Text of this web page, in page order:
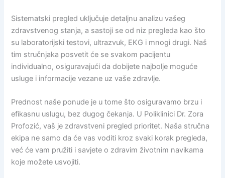
Sistematski pregled uključuje detaljnu analizu vašeg
zdravstvenog stanja, a sastoji se od niz pregleda kao što
su laboratorijski testovi, ultrazvuk, EKG i mnogi drugi. Naš
tim stručnjaka posvetit će se svakom pacijentu
individualno, osiguravajući da dobijete najbolje moguće
usluge i informacije vezane uz vaše zdravlje.
Prednost naše ponude je u tome što osiguravamo brzu i
efikasnu uslugu, bez dugog čekanja. U Poliklinici Dr. Zora
Profozić, vaš je zdravstveni pregled prioritet. Naša stručna
ekipa ne samo da će vas voditi kroz svaki korak pregleda,
već će vam pružiti i savjete o zdravim životnim navikama
koje možete usvojiti.